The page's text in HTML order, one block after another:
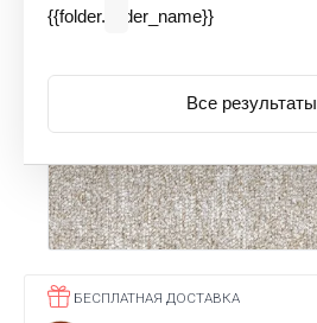
{{folder.folder_name}}
Все результаты
БЕСПЛАТНАЯ ДОСТАВКА